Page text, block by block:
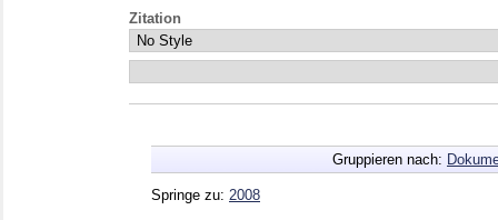
Zitation
Gruppieren nach:
Springe zu: 2008